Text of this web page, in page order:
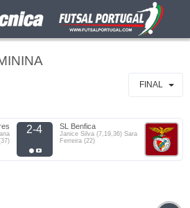
FINAL
2-4 SL Benfica
Janice Silva (7,19,36) Sara
Ferreira (22)